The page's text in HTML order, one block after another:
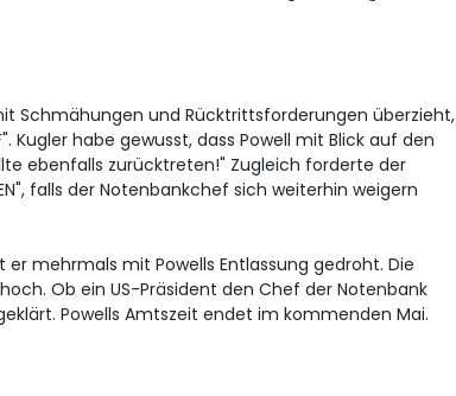
Schmähungen und Rücktrittsforderungen überzieht,
Kugler habe gewusst, dass Powell mit Blick auf den
ebenfalls zurücktreten!" Zugleich forderte der
falls der Notenbankchef sich weiterhin weigern
mehrmals mit Powells Entlassung gedroht. Die
Ob ein US-Präsident den Chef der Notenbank
Powells Amtszeit endet im kommenden Mai.